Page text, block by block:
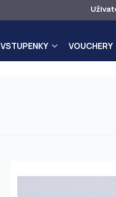
VSTUPENKY VOUCHERY